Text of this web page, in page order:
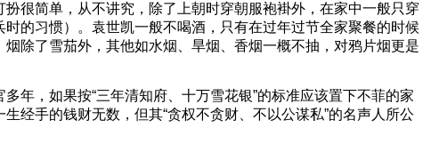
扮很简单，从不讲究，除了上朝时穿朝服袍褂外，在家中一般只穿
时的习惯）。袁世凯一般不喝酒，只有在过年过节全家聚餐的时候
烟除了雪茄外，其他如水烟、旱烟、香烟一概不抽，对鸦片烟更是
多年，如果按“三年清知府、十万雪花银”的标准应该置下不菲的家
生经手的钱财无数，但其“贪权不贪财、不以公谋私”的名声人所公